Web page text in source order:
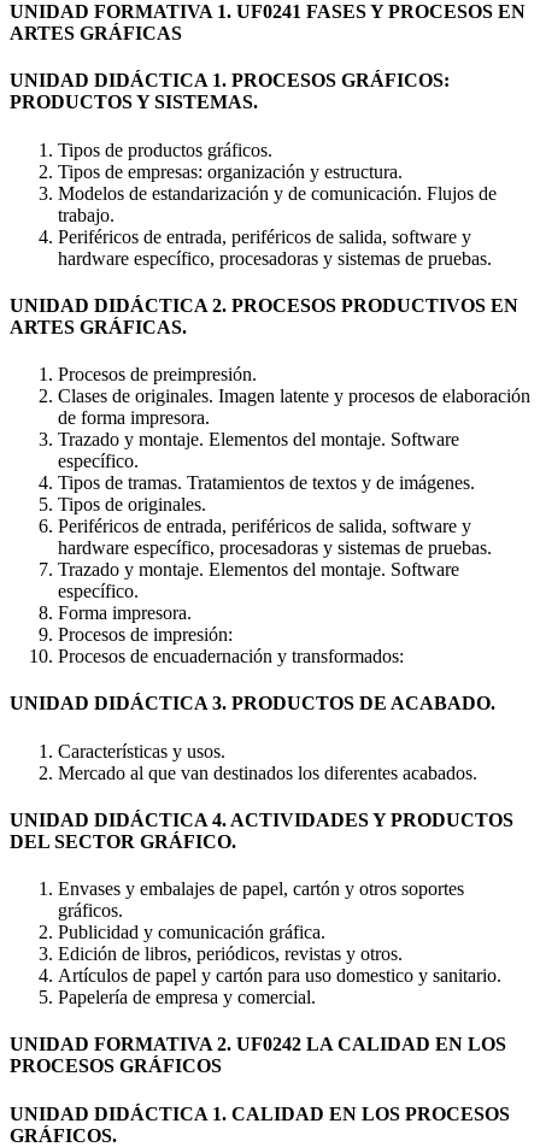
UNIDAD FORMATIVA 1. UF0241 FASES Y PROCESOS EN
ARTES GRÁFICAS
UNIDAD DIDÁCTICA 1. PROCESOS GRÁFICOS:
PRODUCTOS Y SISTEMAS.
Tipos de productos gráficos.
Tipos de empresas: organización y estructura.
Modelos de estandarización y de comunicación. Flujos de
trabajo.
Periféricos de entrada, periféricos de salida, software y
hardware específico, procesadoras y sistemas de pruebas.
UNIDAD DIDÁCTICA 2. PROCESOS PRODUCTIVOS EN
ARTES GRÁFICAS.
Procesos de preimpresión.
Clases de originales. Imagen latente y procesos de elaboración
de forma impresora.
Trazado y montaje. Elementos del montaje. Software
específico.
Tipos de tramas. Tratamientos de textos y de imágenes.
Tipos de originales.
Periféricos de entrada, periféricos de salida, software y
hardware específico, procesadoras y sistemas de pruebas.
Trazado y montaje. Elementos del montaje. Software
específico.
Forma impresora.
Procesos de impresión:
Procesos de encuadernación y transformados:
UNIDAD DIDÁCTICA 3. PRODUCTOS DE ACABADO.
Características y usos.
Mercado al que van destinados los diferentes acabados.
UNIDAD DIDÁCTICA 4. ACTIVIDADES Y PRODUCTOS
DEL SECTOR GRÁFICO.
Envases y embalajes de papel, cartón y otros soportes
gráficos.
Publicidad y comunicación gráfica.
Edición de libros, periódicos, revistas y otros.
Artículos de papel y cartón para uso domestico y sanitario.
Papelería de empresa y comercial.
UNIDAD FORMATIVA 2. UF0242 LA CALIDAD EN LOS
PROCESOS GRÁFICOS
UNIDAD DIDÁCTICA 1. CALIDAD EN LOS PROCESOS
GRÁFICOS.